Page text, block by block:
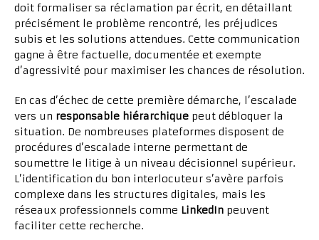
doit formaliser sa réclamation par écrit, en détaillant
précisément le problème rencontré, les préjudices
subis et les solutions attendues. Cette communication
gagne à être factuelle, documentée et exempte
d’agressivité pour maximiser les chances de résolution.
En cas d’échec de cette première démarche, l’escalade
vers un responsable hiérarchique peut débloquer la
situation. De nombreuses plateformes disposent de
procédures d’escalade interne permettant de
soumettre le litige à un niveau décisionnel supérieur.
L’identification du bon interlocuteur s’avère parfois
complexe dans les structures digitales, mais les
réseaux professionnels comme LinkedIn peuvent
faciliter cette recherche.